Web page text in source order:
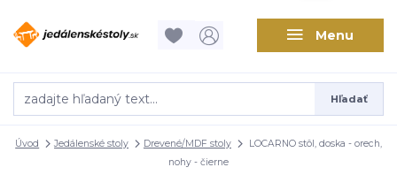
Menu
Hľadať
Úvod Jedálenské stoly Drevené/MDF stoly
LOCARNO stôl, doska - orech,
nohy - čierne